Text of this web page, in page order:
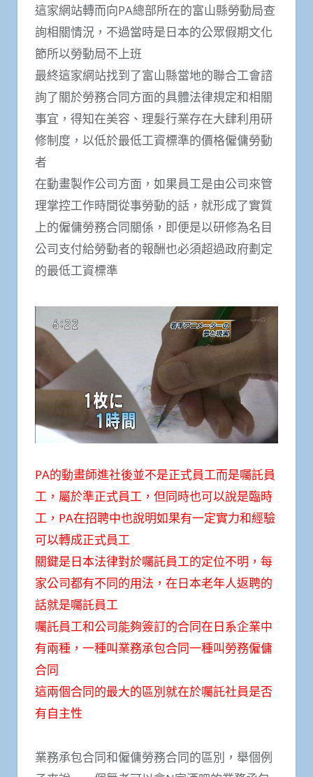
這家網站轉而向PA總部所在的富山縣勞動局查
詢相關情況，不過當時是日本的公眾假期文化
節所以勞動局不上班
最終這家網站找到了富山縣當地的聯合工會諮
詢了關於勞務合同方面的具體法律規定和相關
事宜，得知在美容、理髮行業存在大肆利用研
修制度，以低於最低工資標準的價格僱傭勞動
者
在動畫製作公司方面，如果員工是由公司來管
理掌控工作時間從事勞動的話，就形成了實質
上的僱傭勞務合同關係，即便是以研修為名目
公司支付給勞動者的報酬也必須超過政府劃定
的最低工資標準
PA的動畫師進社後並不是正式員工而是囑託員
工，屬於準正式員工，但同時也可以說是臨時
工，PA在招聘中也說明如果有一定實力和經驗
可以轉成正式員工
關鍵是日本法律對於囑託員工的定位不明，每
家公司都有不同的用法，在日本老年人返聘的
話就是囑託員工
囑託員工和公司能夠簽訂的合同在日系企業中
有兩種，一種叫業務承包合同一種叫勞務僱傭
合同
這兩個合同的最大的區別就在於囑託社員是否
有自主性
業務承包合同和僱傭勞務合同的區別，舉個例